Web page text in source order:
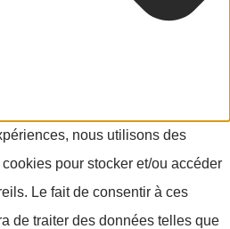
nous utilisons des
pour stocker et/ou accéder
Le fait de consentir à ces
de traiter des données telles que